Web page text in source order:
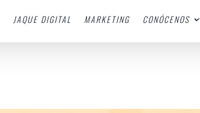
JAQUE DIGITAL MARKETING CONÓCENOS